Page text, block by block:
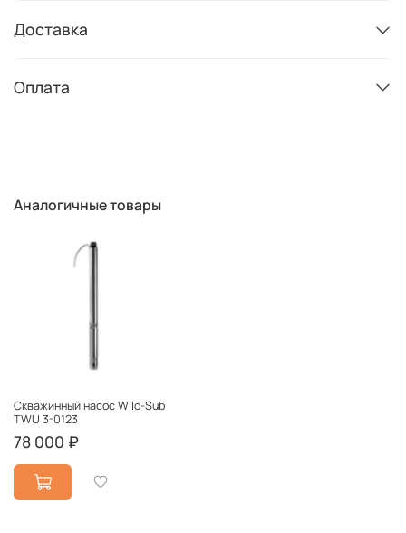
Доставка
Оплата
Аналогичные товары
Скважинный насос Wilo-Sub
TWU 3-0123
78 000 ₽